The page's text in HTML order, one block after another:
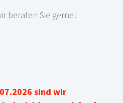
beraten Sie gerne!
sind wir